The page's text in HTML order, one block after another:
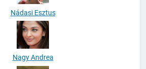
Nádasi Esztus
Nagy Andrea